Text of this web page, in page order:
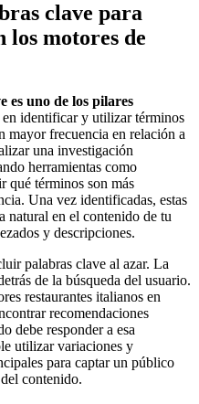
clave para
motores de
es uno de los pilares
en identificar y utilizar términos
mayor frecuencia en relación a
una investigación
herramientas como
qué términos son más
Una vez identificadas, estas
natural en el contenido de tu
y descripciones.
palabras clave al azar. La
de la búsqueda del usuario.
restaurantes italianos en
recomendaciones
debe responder a esa
utilizar variaciones y
para captar un público
contenido.